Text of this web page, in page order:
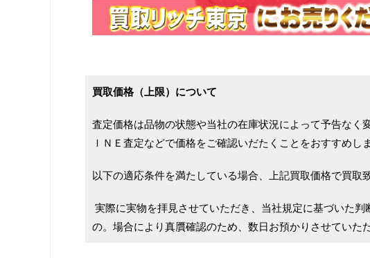
買取価格（上限）について
査定価格は品物の状態や当社の在庫状況によって予告なく
ＩＮＥ査定などで価格をご確認いだたくことをおすすめしま
以下の適応条件を満たしている場合、上記買取価格で買取
実際に実物を拝見させていただき、当社規定に基づいた
の。場合により真贋確認のため、数日お預かりさせていた